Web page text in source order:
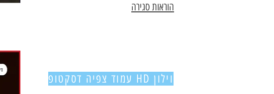
הוראות סגירה
וילון HD עמוד צפיה דסקטופ